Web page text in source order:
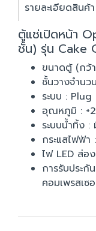
รายละเอียดสินค้า
ตู้แช่เปิดหน้า
ชั้น) รุ่น Cake
ขนาดตู้ (กว้
ชั้นวางจำน
ระบบ :
อุณหภูมิ : +2
ระบบน้ำทิ้ง :
กระแสไฟฟ้
ไฟ LED ส่อ
การรับประกั
คอมเพรสเซ